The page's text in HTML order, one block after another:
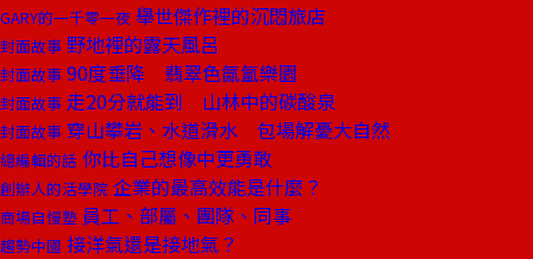
GARY的一千零一夜 舉世傑作裡的沉悶旅店
封面故事 野地裡的露天風呂
封面故事 90度垂降 翡翠色氤氳樂園
封面故事 走20分就能到 山林中的碳酸泉
封面故事 穿山攀岩、水道滑水 包場解憂大自然
總編輯的話 你比自己想像中更勇敢
創辦人的活學院 企業的最高效能是什麼？
商場自慢塾 員工、部屬、團隊、同事
趨勢中國 接洋氣還是接地氣？